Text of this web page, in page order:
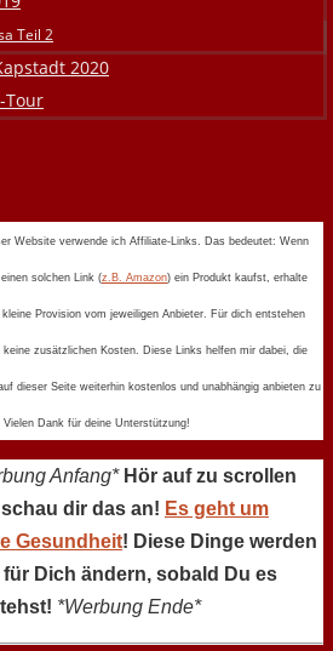
Teil 2
2020
Tour
Website verwende ich Affiliate-Links. Das bedeutet: Wenn
solchen Link (z.B. Amazon) ein Produkt kaufst, erhalte
kleine Provision vom jeweiligen Anbieter. Für dich entstehen
keine zusätzlichen Kosten. Diese Links helfen mir dabei, die
dieser Seite weiterhin kostenlos und unabhängig anbieten zu
Vielen Dank für deine Unterstützung!
Anfang* Hör auf zu scrollen
dir das an! Es geht um
Gesundheit! Diese Dinge werden
Dich ändern, sobald Du es
*Werbung Ende*